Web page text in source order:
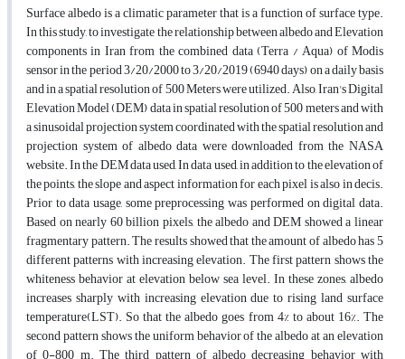
Surface albedo is a climatic parameter that is a function of surface type.
In this study, to investigate the relationship between albedo and Elevation
components in Iran from the combined data (Terra / Aqua) of Modis
sensor in the period 3/20/2000 to 3/20/2019 (6940 days) on a daily basis
and in a spatial resolution of 500 Meters were utilized. Also, Iran's Digital
Elevation Model (DEM) data in spatial resolution of 500 meters and with
a sinusoidal projection system coordinated with the spatial resolution and
projection system of albedo data were downloaded from the NASA
website. In the DEM data used, In data used, in addition to the elevation of
the points, the slope and aspect information for each pixel is also in decis.
Prior to data usage, some preprocessing was performed on digital data.
Based on nearly 60 billion pixels, the albedo and DEM showed a linear
fragmentary pattern. The results showed that the amount of albedo has 5
different patterns with increasing elevation. The first pattern shows the
whiteness behavior at elevation below sea level. In these zones, albedo
increases sharply with increasing elevation due to rising land surface
temperature(LST). So that the albedo goes from 4% to about 16%. The
second pattern shows the uniform behavior of the albedo at an elevation